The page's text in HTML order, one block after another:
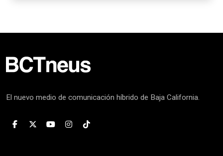
El nuevo medio de comunicación híbrido de Baja California.